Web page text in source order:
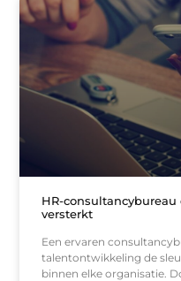
HR-
versterkt
Een ervaren
talentontwikkeling de
binnen elke organisatie.